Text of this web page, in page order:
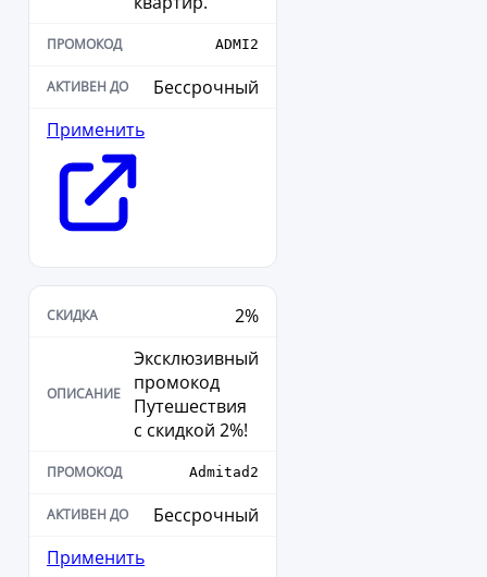
ADMI2
Бессрочный
Применить
2%
Эксклюзивный
промокод
Путешествия
с скидкой 2%!
Admitad2
Бессрочный
Применить